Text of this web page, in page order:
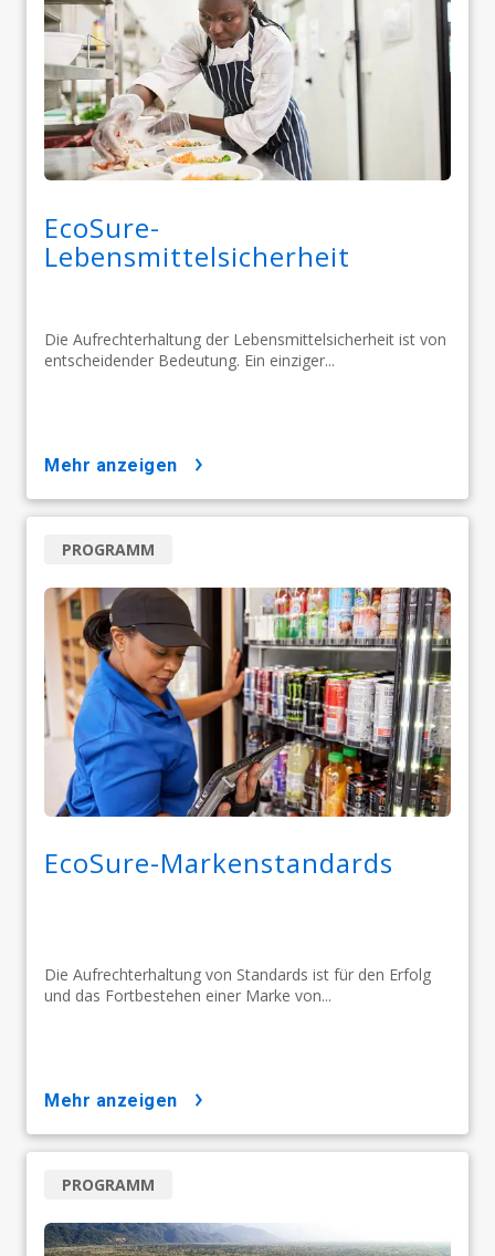
EcoSure-
Lebensmittelsicherheit
Die Aufrechterhaltung der Lebensmittelsicherheit ist von
entscheidender Bedeutung. Ein einziger...
mehr anzeigen
EcoSure-Markenstandards
Die Aufrechterhaltung von Standards ist für den Erfolg
und das Fortbestehen einer Marke von...
PROGRAMM
mehr anzeigen
PROGRAMM